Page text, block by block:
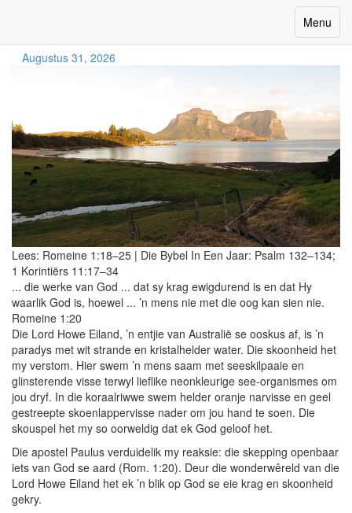
Toggle
Menu
Augustus 31, 2026
Lees: Romeine 1:18–25 | Die Bybel In Een Jaar: Psalm 132–134;
1 Korintiërs 11:17–34
... die werke van God ... dat sy krag ewigdurend is en dat Hy
waarlik God is, hoewel ... ’n mens nie met die oog kan sien nie.
Romeine 1:20
Die Lord Howe Eiland, ’n entjie van Australië se ooskus af, is ’n
paradys met wit strande en kristalhelder water. Die skoonheid het
my verstom. Hier swem ’n mens saam met seeskilpaaie en
glinsterende visse terwyl lieflike neonkleurige see-organismes om
jou dryf. In die koraalriwwe swem helder oranje narvisse en geel
gestreepte skoenlappervisse nader om jou hand te soen. Die
skouspel het my so oorweldig dat ek God geloof het.
Die apostel Paulus verduidelik my reaksie: die skepping openbaar
iets van God se aard (Rom. 1:20). Deur die wonderwêreld van die
Lord Howe Eiland het ek ’n blik op God se eie krag en skoonheid
gekry.